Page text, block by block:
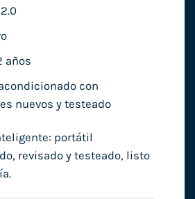
años
con
nuevos y testeado
portátil
revisado y testeado, listo